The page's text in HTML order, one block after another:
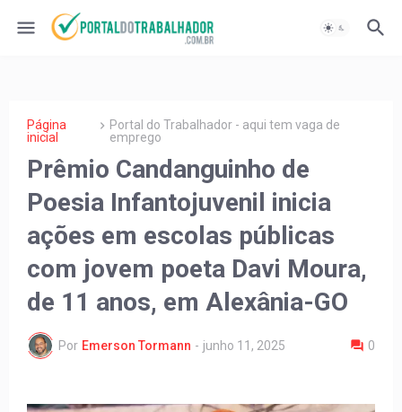
Página
inicial
Portal do Trabalhador - aqui tem vaga de
emprego
Prêmio Candanguinho de
Poesia Infantojuvenil inicia
ações em escolas públicas
com jovem poeta Davi Moura,
de 11 anos, em Alexânia-GO
Por Emerson Tormann - junho 11, 2025 0